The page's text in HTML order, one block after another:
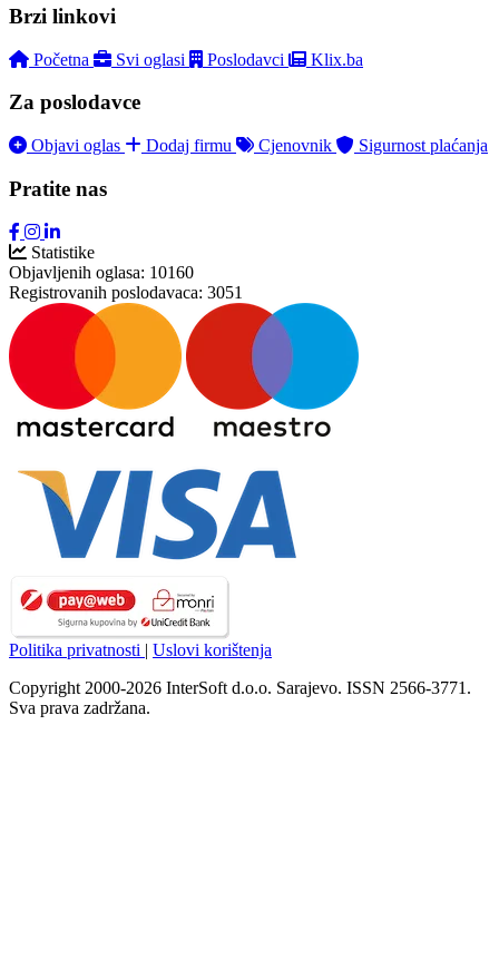
Brzi linkovi
Početna Svi oglasi Poslodavci Klix.ba
Za poslodavce
Objavi oglas Dodaj firmu Cjenovnik Sigurnost plaćanja
Pratite nas
Statistike
Objavljenih oglasa: 10160
Registrovanih poslodavaca: 3051
Politika privatnosti | Uslovi korištenja
Copyright 2000-2026 InterSoft d.o.o. Sarajevo. ISSN 2566-3771.
Sva prava zadržana.